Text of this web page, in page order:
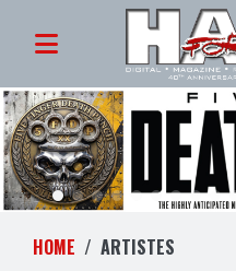
HOME ARTISTES